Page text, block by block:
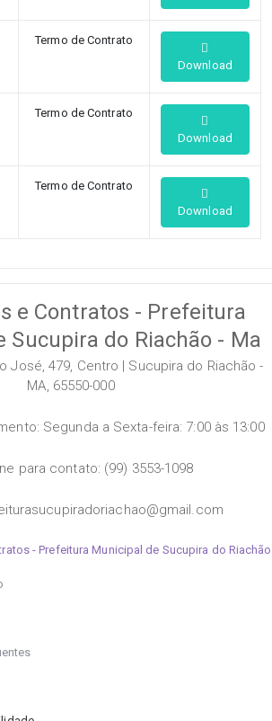
Termo de Contrato
Download
Termo de Contrato
Download
Termo de Contrato
Download
e Contratos - Prefeitura
Sucupira do Riachão - Ma
José, 479, Centro | Sucupira do Riachão -
MA, 65550-000
Segunda a Sexta-feira: 7:00 às 13:00
para contato: (99) 3553-1098
- Prefeitura Municipal de Sucupira do Riachão